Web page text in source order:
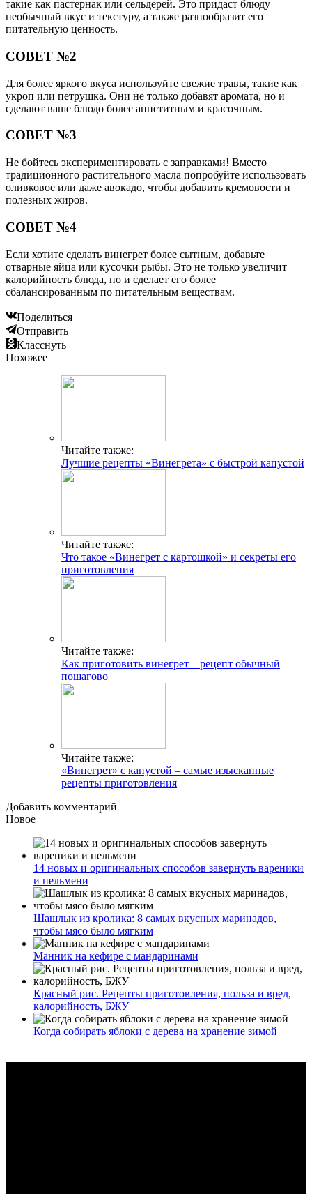
такие как пастернак или сельдерей. Это придаст блюду
необычный вкус и текстуру, а также разнообразит его
питательную ценность.
СОВЕТ №2
Для более яркого вкуса используйте свежие травы, такие как
укроп или петрушка. Они не только добавят аромата, но и
сделают ваше блюдо более аппетитным и красочным.
СОВЕТ №3
Не бойтесь экспериментировать с заправками! Вместо
традиционного растительного масла попробуйте использовать
оливковое или даже авокадо, чтобы добавить кремовости и
полезных жиров.
СОВЕТ №4
Если хотите сделать винегрет более сытным, добавьте
отварные яйца или кусочки рыбы. Это не только увеличит
калорийность блюда, но и сделает его более
сбалансированным по питательным веществам.
Поделиться
Отправить
Класснуть
Похожее
Читайте также:
Лучшие рецепты «Винегрета» с быстрой капустой
Читайте также:
Что такое «Винегрет c картошкой» и секреты его
приготовления
Читайте также:
Как приготовить винегрет – рецепт обычный
пошагово
Читайте также:
«Винегрет» с капустой – самые изысканные
рецепты приготовления
Добавить комментарий
Новое
14 новых и оригинальных способов завернуть вареники
и пельмени
Шашлык из кролика: 8 самых вкусных маринадов,
чтобы мясо было мягким
Манник на кефире с мандаринами
Красный рис. Рецепты приготовления, польза и вред,
калорийность, БЖУ
Когда собирать яблоки с дерева на хранение зимой